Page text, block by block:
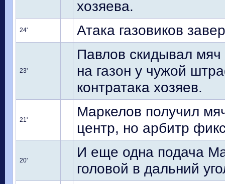
хозяева.
24' Атака газовиков
23'
Павлов скидывал
на газон у чужой
контратака хозяев.
21'
Маркелов получил
центр, но арбитр
20'
И еще одна подача
головой в дальний